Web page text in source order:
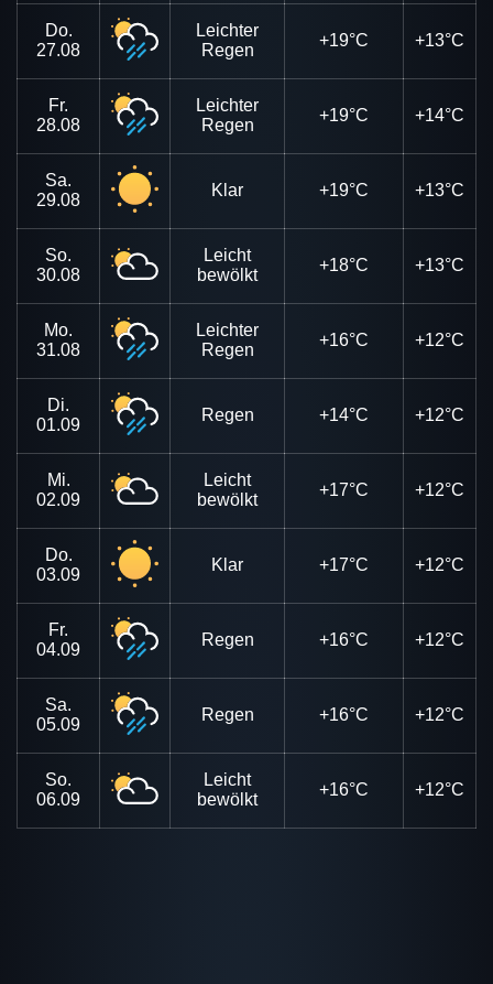
Do.
27.08
Leichter
Regen
+19°C +13°C
Fr.
28.08
Leichter
Regen
+19°C +14°C
Sa.
29.08
Klar +19°C +13°C
So.
30.08
Leicht
bewölkt
+18°C +13°C
Mo.
31.08
Leichter
Regen
+16°C +12°C
Di.
01.09
Regen +14°C +12°C
Mi.
02.09
Leicht
bewölkt
+17°C +12°C
Do.
03.09
Klar +17°C +12°C
Fr.
04.09
Regen +16°C +12°C
Sa.
05.09
Regen +16°C +12°C
So.
06.09
Leicht
bewölkt
+16°C +12°C